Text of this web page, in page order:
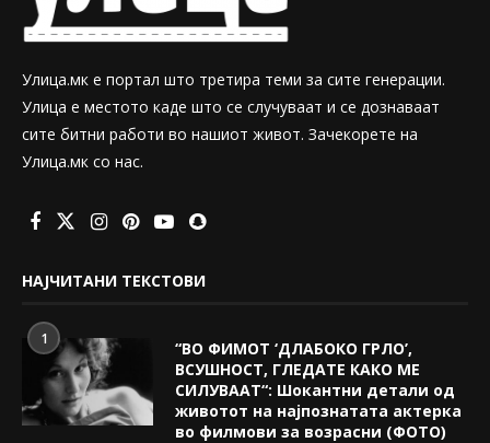
Улица.мк е портал што третира теми за сите генерации.
Улица е местото каде што се случуваат и се дознаваат
сите битни работи во нашиот живот. Зачекорете на
Улица.мк со нас.
НАЈЧИТАНИ ТЕКСТОВИ
1
“ВО ФИМОТ ‘ДЛАБОКО ГРЛО’,
ВСУШНОСТ, ГЛЕДАТЕ КАКО МЕ
СИЛУВААТ“: Шокантни детали од
животот на најпознатата актерка
во филмови за возрасни (ФОТО)